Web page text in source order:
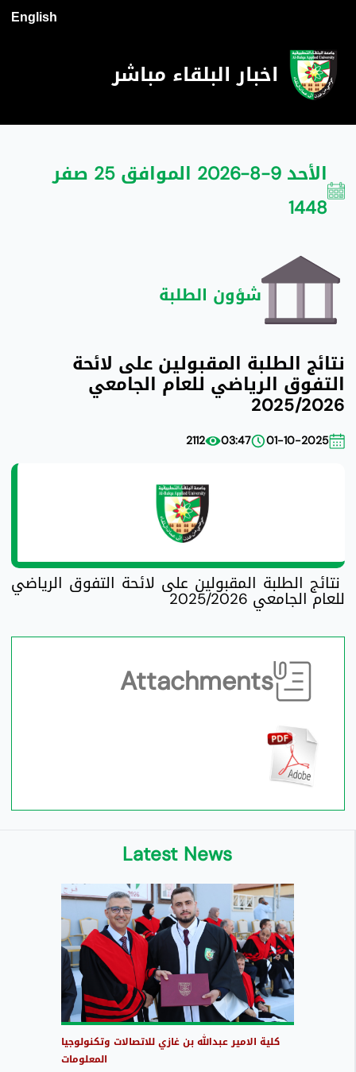
English
اخبار البلقاء مباشر
الأحد 9-8-2026 الموافق 25 صفر
1448
شؤون الطلبة
نتائج الطلبة المقبولين على لائحة
التفوق الرياضي للعام الجامعي
2025/2026
01-10-2025
03:47
2112
نتائج الطلبة المقبولين على لائحة التفوق الرياضي
للعام الجامعي 2025/2026
Attachments
Latest News
كلية الامير عبدالله بن غازي للاتصالات وتكنولوجيا
المعلومات